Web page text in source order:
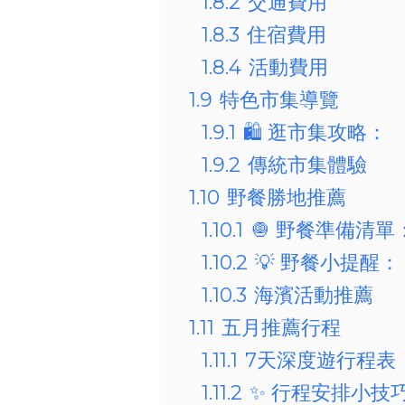
1.8.3 住宿費用
1.8.4 活動費用
1.9 特色市集導覽
1.9.1 🛍 逛市集攻略：
1.9.2 傳統市集體驗
1.10 野餐勝地推薦
1.10.1 🧅 野餐準備清單
1.10.2 💡 野餐小提醒：
1.10.3 海濱活動推薦
1.11 五月推薦行程
1.11.1 7天深度遊行程表
1.11.2 ✨ 行程安排小技